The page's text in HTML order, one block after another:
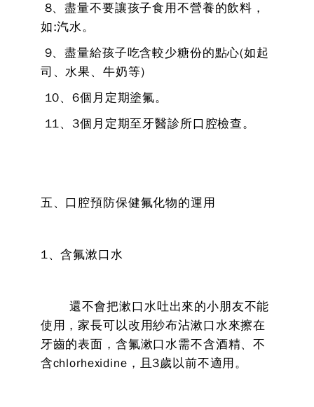
8、盡量不要讓孩子食用不營養的飲料，
如:汽水。
9、盡量給孩子吃含較少糖份的點心(如起
司、水果、牛奶等)
10、6個月定期塗氟。
11、3個月定期至牙醫診所口腔檢查。
五、口腔預防保健氟化物的運用
1、含氟漱口水
還不會把漱口水吐出來的小朋友不能
使用，家長可以改用紗布沾漱口水來擦在
牙齒的表面，含氟漱口水需不含酒精、不
含chlorhexidine，且3歲以前不適用。